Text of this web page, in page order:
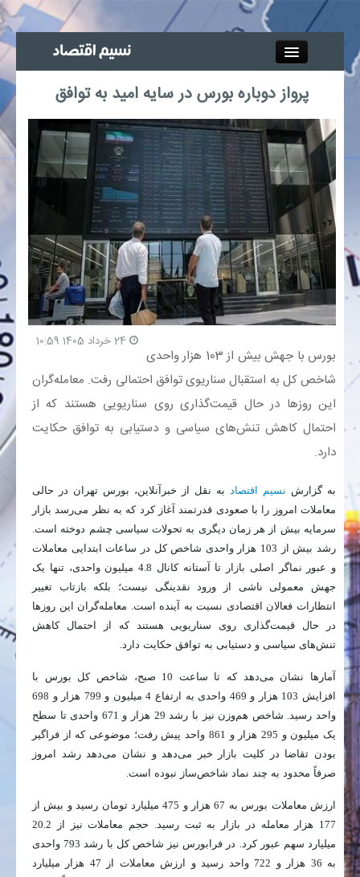
جذب خبرنگار
آگهی استخدام
پیوند‌ها
چند رسانه‌ای
اجتماعی
صنعت معدن و تجارت
بیمه و بورس
بانک
اقتصاد
خانه
پرواز دوباره بورس در سایه امید به توافق
بورس با جهش بیش از 103 هزار واحدی
شاخص کل به استقبال سناریوی توافق احتمالی رفت. معامله‌گران
این روزها در حال قیمت‌گذاری روی سناریویی هستند که از
احتمال کاهش تنش‌های سیاسی و دستیابی به توافق حکایت
دارد.
به گزارش نسیم اقتصاد به نقل از خبرآنلاین، بورس تهران در حالی
معاملات امروز را با صعودی قدرتمند آغاز کرد که به نظر می‌رسد بازار
سرمایه بیش از هر زمان دیگری به تحولات سیاسی چشم دوخته است.
رشد بیش از 103 هزار واحدی شاخص کل در ساعات ابتدایی معاملات
و عبور نماگر اصلی بازار تا آستانه کانال 4.8 میلیون واحدی، تنها یک
جهش معمولی ناشی از ورود نقدینگی نیست؛ بلکه بازتاب تغییر
انتظارات فعالان اقتصادی نسبت به آینده است. معامله‌گران این روزها
در حال قیمت‌گذاری روی سناریویی هستند که از احتمال کاهش
تنش‌های سیاسی و دستیابی به توافق حکایت دارد.
آمارها نشان می‌دهد که تا ساعت 10 صبح، شاخص کل بورس با
افزایش 103 هزار و 469 واحدی به ارتفاع 4 میلیون و 799 هزار و 698
واحد رسید. شاخص هم‌وزن نیز با رشد 29 هزار و 671 واحدی تا سطح
یک میلیون و 295 هزار و 861 واحد پیش رفت؛ موضوعی که از فراگیر
بودن تقاضا در کلیت بازار خبر می‌دهد و نشان می‌دهد رشد امروز
صرفاً محدود به چند نماد شاخص‌ساز نبوده است.
ارزش معاملات بورس به 67 هزار و 475 میلیارد تومان رسید و بیش از
177 هزار معامله در بازار به ثبت رسید. حجم معاملات نیز از 20.2
میلیارد سهم عبور کرد. در فرابورس نیز شاخص کل با رشد 793 واحدی
به 36 هزار و 722 واحد رسید و ارزش معاملات از 47 هزار میلیارد